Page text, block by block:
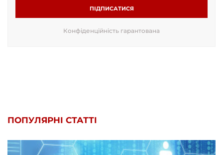
ПІДПИСАТИСЯ
Конфіденційність гарантована
ПОПУЛЯРНІ СТАТТІ